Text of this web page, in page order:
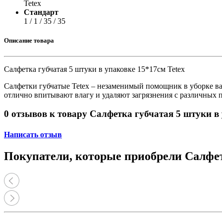
Tetex
Стандарт
1 / 1 / 35 / 35
Описание товара
Салфетка губчатая 5 штуки в упаковке 15*17см Tetex
Салфетки губчатые Tetex – незаменимый помощник в уборке
отлично впитывают влагу и удаляют загрязнения с
0 отзывов к товару Салфетка губчатая 5 штуки в
Написать отзыв
Покупатели, которые приобрели